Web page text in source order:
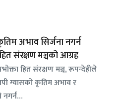
अभाव सिर्जना नगर्न
संरक्षण मञ्चको आग्रह
हित संरक्षण मञ्च, रूपन्देहीले
ग्यासको कृतिम अभाव र
नगर्न…